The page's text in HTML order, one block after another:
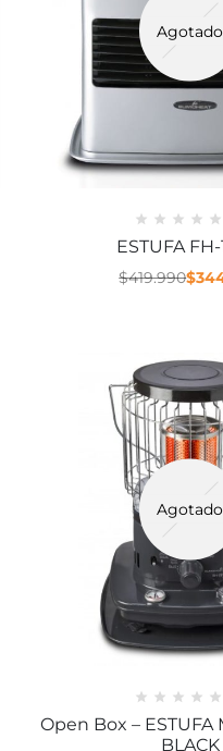
Agotado
ESTUFA
$419.990$
Agotado
Open Box – ESTUFA
BLACK